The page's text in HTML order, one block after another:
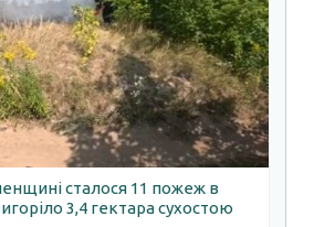
сталося 11 пожеж в
3,4 гектара сухостою